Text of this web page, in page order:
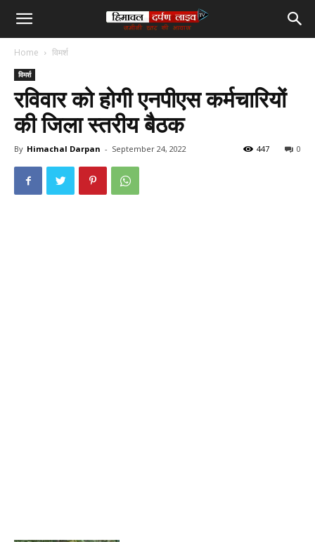
हिमाचल
लाइव
टीवी
Home विमर्श
विमर्श
रविवार को होगी एनपीएस कर्मचारियों
की जिला स्तरीय बैठक
By Himachal Darpan - September 24, 2022 0
447